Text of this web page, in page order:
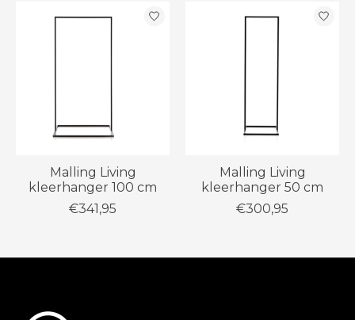
Items van productcarrousel
Malling Living
kleerhanger 100 cm
€341,95
Malling Living
kleerhanger 50 cm
€300,95